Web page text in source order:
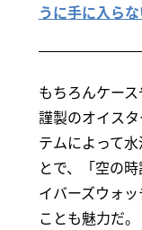
うに手に入ら
もちろんケー
謹製のオイス
テムによって
とで、「空の
イバーズウォ
ことも魅力だ。